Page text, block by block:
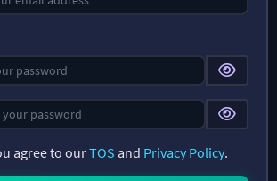
agree to ourTOS and Privacy Policy.